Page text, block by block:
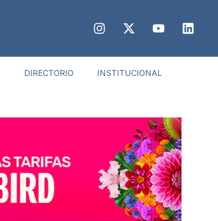
DIRECTORIO INSTITUCIONAL